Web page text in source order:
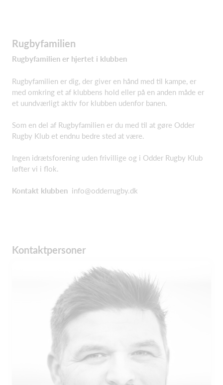
Rugbyfamilien
Rugbyfamilien er hjertet i klubben
Rugbyfamilien er dig, der giver en hånd med til kampe, er
med omkring et af klubbens hold eller på en anden måde er
et uundværligt aktiv for klubben udenfor banen.
Som en del af Rugbyfamilien er du med til at gøre Odder
Rugby Klub et endnu bedre sted at være.
Ingen idrætsforening uden frivillige og i Odder Rugby Klub
løfter vi i flok.
Kontakt klubben info@odderrugby.dk
Kontaktpersoner